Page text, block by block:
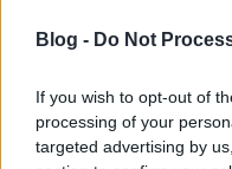
Blog - Do Not
If you wish to opt-out of
processing of your
targeted advertising by
változtatnak) teljes